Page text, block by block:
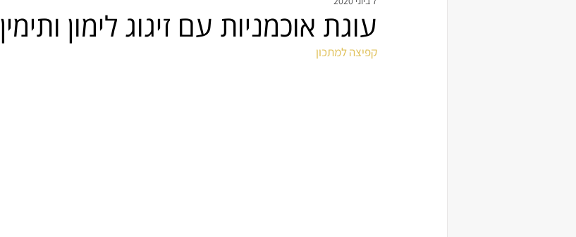
עוגת אוכמניות עם זיגוג לימון ותימין
קפיצה למתכון